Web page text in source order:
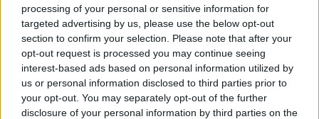
processing of your personal or sensitive information for
targeted advertising by us, please use the below opt-out
section to confirm your selection. Please note that after your
opt-out request is processed you may continue seeing
interest-based ads based on personal information utilized by
us or personal information disclosed to third parties prior to
your opt-out. You may separately opt-out of the further
disclosure of your personal information by third parties on the
ειδ. Κοινωνικής Εργασίας, ΤΕ Υγείας και Πρόνοιας – ειδ.
Νοσηλευτικής.
Γ΄ Κατηγορία Δευτεροβάθμιας Εκπαίδευσης (Δ.Ε.),
πεντακόσιες πενήντα επτά (557) θέσεις. Κλάδων/
Ειδικοτήτων: ΔΕ Προσωπικού Εξωτερικής Φρούρησης
και ΔΕ Φύλαξης.